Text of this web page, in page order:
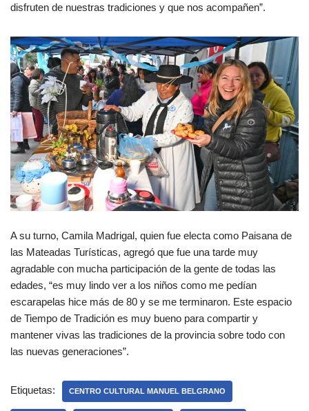
disfruten de nuestras tradiciones y que nos acompañen”.
A su turno, Camila Madrigal, quien fue electa como Paisana de
las Mateadas Turísticas, agregó que fue una tarde muy
agradable con mucha participación de la gente de todas las
edades, “es muy lindo ver a los niños como me pedían
escarapelas hice más de 80 y se me terminaron. Este espacio
de Tiempo de Tradición es muy bueno para compartir y
mantener vivas las tradiciones de la provincia sobre todo con
las nuevas generaciones”.
Etiquetas: CENTRO CULTURAL MANUEL BELGRANO